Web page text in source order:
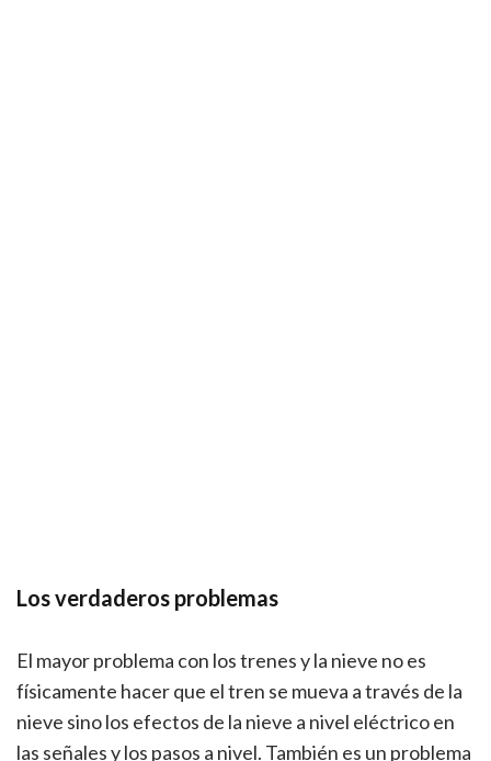
Los verdaderos problemas
El mayor problema con los trenes y la nieve no es
físicamente hacer que el tren se mueva a través de la
nieve sino los efectos de la nieve a nivel eléctrico en
las señales y los pasos a nivel. También es un problema